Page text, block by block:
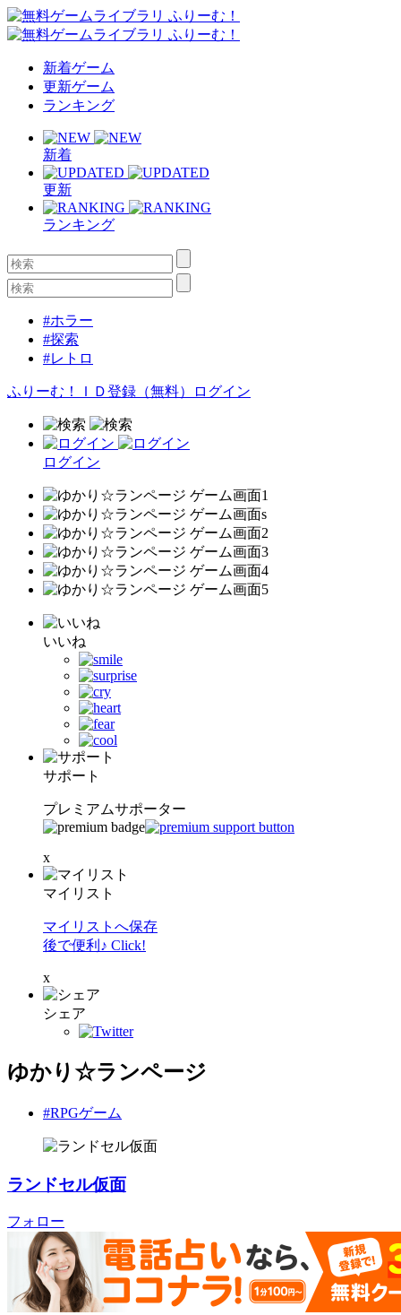
新着ゲーム
更新ゲーム
ランキング
新着
更新
ランキング
#ホラー
#探索
#レトロ
ふりーむ！ＩＤ登録（無料） ログイン
ログイン
いいね
サポート
プレミアムサポーター
x
マイリスト
マイリストへ保存
後で便利♪ Click!
x
シェア
ゆかり☆ランページ
#RPGゲーム
ランドセル仮面
フォロー